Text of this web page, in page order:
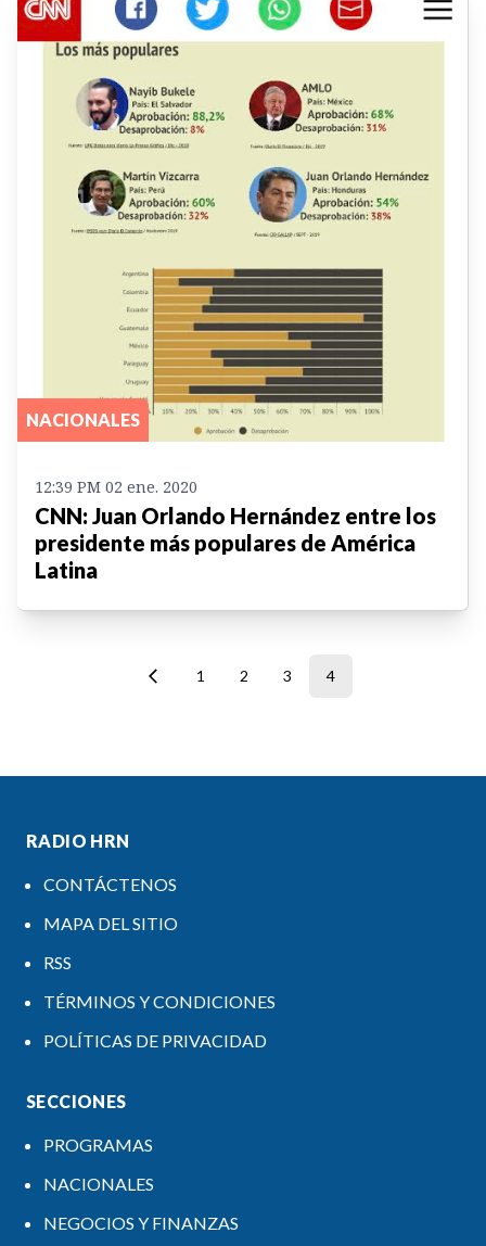
NACIONALES
12:39 PM 02 ene. 2020
CNN: Juan Orlando Hernández entre los
presidente más populares de América
Latina
1 2 3 4
RADIO HRN
CONTÁCTENOS
MAPA DEL SITIO
RSS
TÉRMINOS Y CONDICIONES
POLÍTICAS DE PRIVACIDAD
SECCIONES
PROGRAMAS
NACIONALES
NEGOCIOS Y FINANZAS